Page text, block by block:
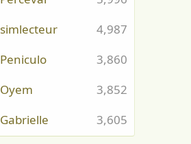
4,987
simlecteur
3,860
Peniculo
3,852
Oyem
3,605
Gabrielle